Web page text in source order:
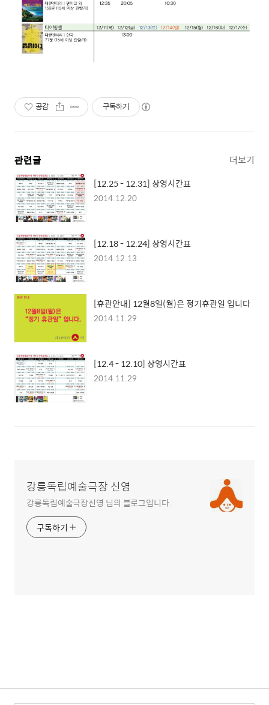
공감 구독하기
관련글 더보기
[12.25 - 12.31] 상영시간표
2014.12.20
[12.18 - 12.24] 상영시간표
2014.12.13
[휴관안내] 12월8일(월)은 정기휴관일 입니다
2014.11.29
[12.4 - 12.10] 상영시간표
2014.11.29
강릉독립예술극장 신영
강릉독립예술극장신영 님의 블로그입니다.
구독하기